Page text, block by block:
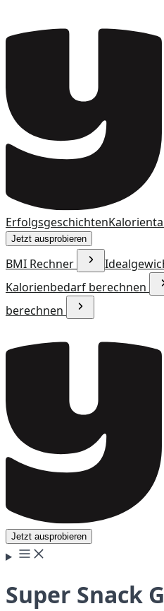
Erfolgsgeschichten
Jetzt ausprobieren
BMI Rechner
Kalorienbedarf berechnen
berechnen
Jetzt ausprobieren
Super Snack